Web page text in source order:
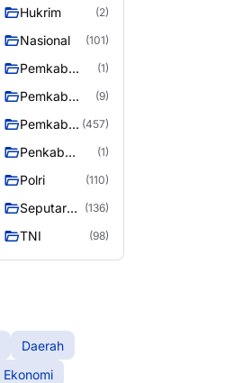
Raya
Hukrim (2)
Nasional (101)
Pemkab
(1)
Pemkab
murung raya
(9)
Pemkab
Raya
(457)
Penkab
Murung raya
(1)
Polri (110)
Seputar
Seasen 2
(136)
TNI (98)
Daerah
Ekonomi